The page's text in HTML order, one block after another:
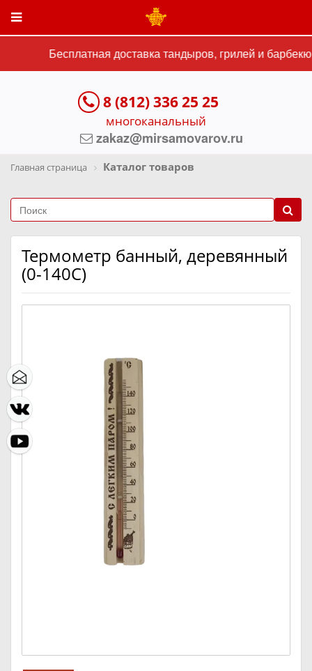
Бесплатная доставка тандыров, грилей и
8 (812) 336 25 25
многоканальный
zakaz@mirsamovarov.ru
Главная страница Каталог товаров
Термометр банный, деревянный
(0-140С)